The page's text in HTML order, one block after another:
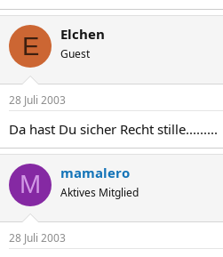
E Elchen
Guest
28 Juli 2003
Da hast Du sicher Recht stille.........
M mamalero
Aktives Mitglied
28 Juli 2003